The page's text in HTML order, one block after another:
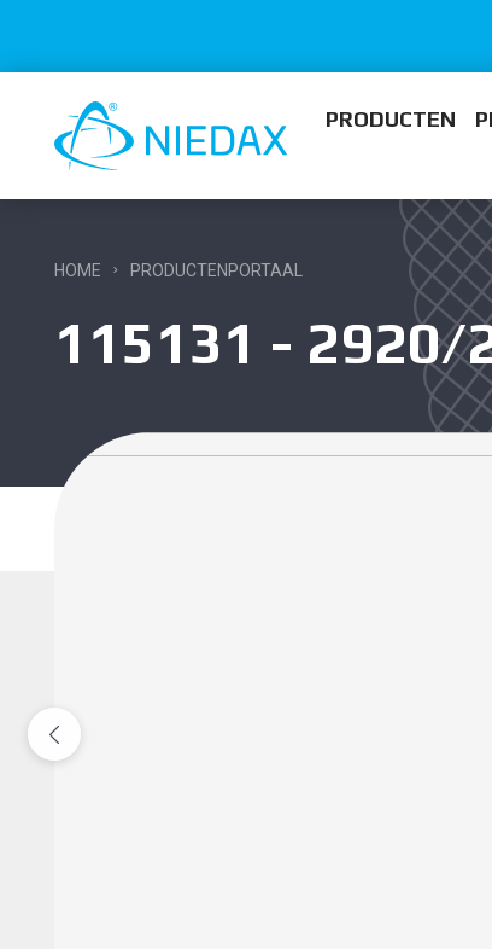
PRODUCTEN
HOME PRODUCTENPORTAAL
115131 - 2920/